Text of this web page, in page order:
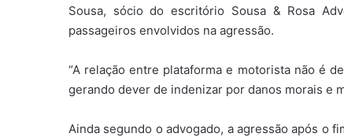
Sousa, sócio do escritório Sousa & Rosa
passageiros envolvidos na agressão.
“A relação entre plataforma e motorista não é
gerando dever de indenizar por danos morais e
Ainda segundo o advogado, a agressão após o